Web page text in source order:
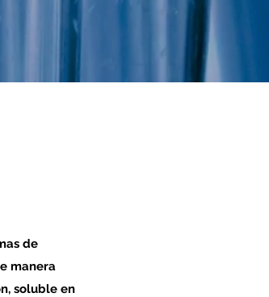
de
manera
soluble en